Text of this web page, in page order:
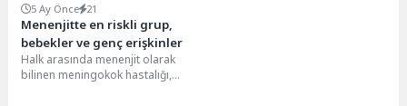
5 Ay Önce 21
Menenjitte en riskli grup,
bebekler ve genç erişkinler
Halk arasında menenjit olarak
bilinen meningokok hastalığı,